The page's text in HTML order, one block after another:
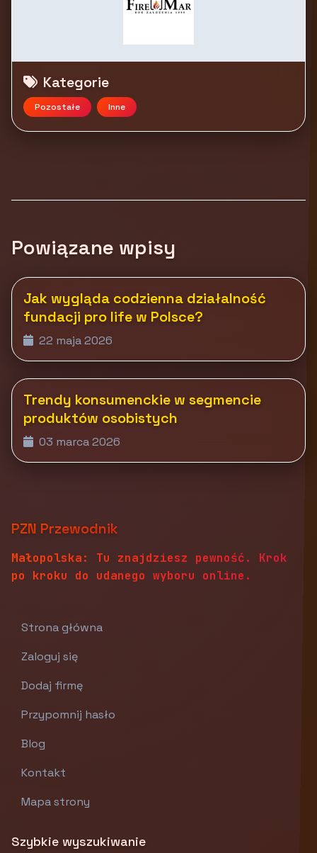
Kategorie
Pozostałe Inne
Powiązane wpisy
Jak wygląda codzienna działalność
fundacji pro life w Polsce?
22 maja 2026
Trendy konsumenckie w segmencie
produktów osobistych
03 marca 2026
PZN Przewodnik
Małopolska: Tu znajdziesz pewność. Krok
po kroku do udanego wyboru online.
Strona główna
Zaloguj się
Dodaj firmę
Przypomnij hasło
Blog
Kontakt
Mapa strony
Szybkie wyszukiwanie